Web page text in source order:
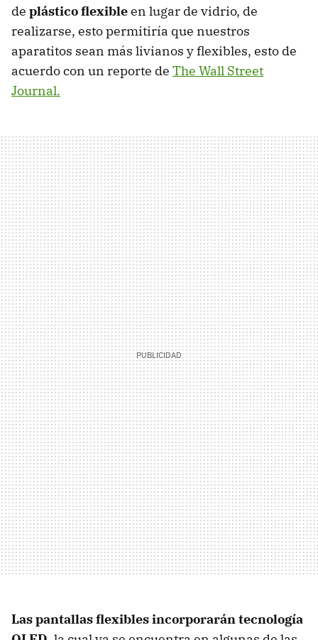
de plástico flexibleen lugar de vidrio, de
realizarse, esto permitiría que nuestros
aparatitos sean más livianos y flexibles, esto de
acuerdo con un reporte de The Wall Street
Journal.
Las pantallas flexibles incorporarán tecnología